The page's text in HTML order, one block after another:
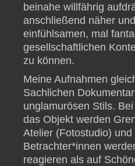
beinahe willfährig
anschließend näher
einfühlsamen, mal
gesellschaftlichen
zu können.
Meine Aufnahmen
Sachlichen
unglamurösen Stils.
das Objekt werden
Atelier (Fotostudio)
Betrachter*innen
reagieren als auf